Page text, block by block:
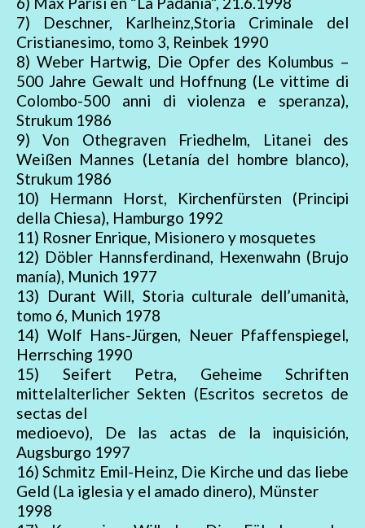
7) Deschner, Karlheinz,Storia Criminale del
Cristianesimo, tomo 3, Reinbek 1990
8) Weber Hartwig, Die Opfer des Kolumbus –
500 Jahre Gewalt und Hoffnung (Le vittime di
Colombo-500 anni di violenza e speranza),
Strukum 1986
9) Von Othegraven Friedhelm, Litanei des
Weißen Mannes (Letanía del hombre blanco),
Strukum 1986
10) Hermann Horst, Kirchenfürsten (Principi
della Chiesa), Hamburgo 1992
11) Rosner Enrique, Misionero y mosquetes
12) Döbler Hannsferdinand, Hexenwahn (Brujo
manía), Munich 1977
13) Durant Will, Storia culturale dell’umanità,
tomo 6, Munich 1978
14) Wolf Hans-Jürgen, Neuer Pfaffenspiegel,
Herrsching 1990
15) Seifert Petra, Geheime Schriften
mittelalterlicher Sekten (Escritos secretos de
sectas del
medioevo), De las actas de la inquisición,
Augsburgo 1997
16) Schmitz Emil-Heinz, Die Kirche und das liebe
Geld (La iglesia y el amado dinero), Münster
1998